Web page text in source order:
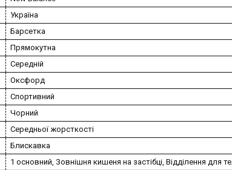
Україна
Барсетка
Прямокутна
Середній
Оксфорд
Спортивний
Чорний
Середньої жорсткості
Блискавка
1 основний, Зовнішня кишеня на застібці, Відділення для